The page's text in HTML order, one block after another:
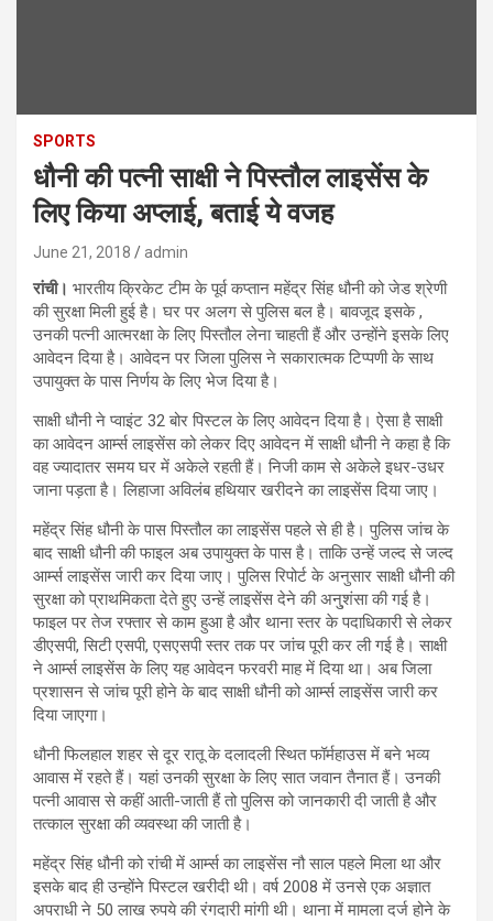
SPORTS
धौनी की पत्नी साक्षी ने पिस्तौल लाइसेंस के
लिए किया अप्लाई, बताई ये वजह
June 21, 2018 admin
रांची। भारतीय क्रिकेट टीम के पूर्व कप्तान महेंद्र सिंह धौनी को जेड श्रेणी
की सुरक्षा मिली हुई है। घर पर अलग से पुलिस बल है। बावजूद इसके ,
उनकी पत्‍‌नी आत्मरक्षा के लिए पिस्तौल लेना चाहती हैं और उन्होंने इसके लिए
आवेदन दिया है। आवेदन पर जिला पुलिस ने सकारात्मक टिप्पणी के साथ
उपायुक्त के पास निर्णय के लिए भेज दिया है।
साक्षी धौनी ने प्वाइंट 32 बोर पिस्टल के लिए आवेदन दिया है। ऐसा है साक्षी
का आवेदन आर्म्स लाइसेंस को लेकर दिए आवेदन में साक्षी धौनी ने कहा है कि
वह ज्यादातर समय घर में अकेले रहती हैं। निजी काम से अकेले इधर-उधर
जाना पड़ता है। लिहाजा अविलंब हथियार खरीदने का लाइसेंस दिया जाए।
महेंद्र सिंह धौनी के पास पिस्तौल का लाइसेंस पहले से ही है। पुलिस जांच के
बाद साक्षी धौनी की फाइल अब उपायुक्त के पास है। ताकि उन्हें जल्द से जल्द
आर्म्स लाइसेंस जारी कर दिया जाए। पुलिस रिपोर्ट के अनुसार साक्षी धौनी की
सुरक्षा को प्राथमिकता देते हुए उन्हें लाइसेंस देने की अनु्शंसा की गई है।
फाइल पर तेज रफ्तार से काम हुआ है और थाना स्तर के पदाधिकारी से लेकर
डीएसपी, सिटी एसपी, एसएसपी स्तर तक पर जांच पूरी कर ली गई है। साक्षी
ने आर्म्स लाइसेंस के लिए यह आवेदन फरवरी माह में दिया था। अब जिला
प्रशासन से जांच पूरी होने के बाद साक्षी धौनी को आर्म्स लाइसेंस जारी कर
दिया जाएगा।
धौनी फिलहाल शहर से दूर रातू के दलादली स्थित फॉर्महाउस में बने भव्य
आवास में रहते हैं। यहां उनकी सुरक्षा के लिए सात जवान तैनात हैं। उनकी
पत्‍‌नी आवास से कहीं आती-जाती हैं तो पुलिस को जानकारी दी जाती है और
तत्काल सुरक्षा की व्यवस्था की जाती है।
महेंद्र सिंह धौनी को रांची में आर्म्स का लाइसेंस नौ साल पहले मिला था और
इसके बाद ही उन्होंने पिस्टल खरीदी थी। वर्ष 2008 में उनसे एक अज्ञात
अपराधी ने 50 लाख रुपये की रंगदारी मांगी थी। थाना में मामला दर्ज होने के